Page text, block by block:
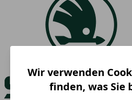
Wir verwenden
finden, was Sie